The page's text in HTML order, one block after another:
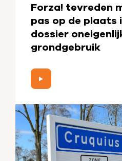
Forza! tevreden
pas op de plaats
dossier
grondgebruik